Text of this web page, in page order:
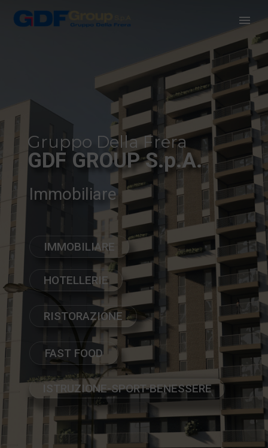
HOTELLERIE
IMMOBILIARE
RISTORAZIONE
FAST FOOD
ISTRUZIONE-SPORT-BENESSERE
Immobiliare
Gruppo Della Frera
GDF GROUP S.p.A.